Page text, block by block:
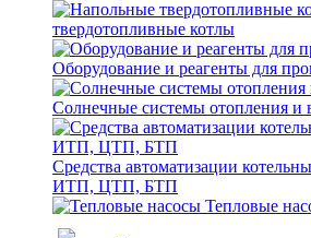
твердотопливные котлы
Оборудование и реагенты для
Солнечные системы отопления и
Средства автоматизации
ИТП, ЦТП, БТП
Тепловые